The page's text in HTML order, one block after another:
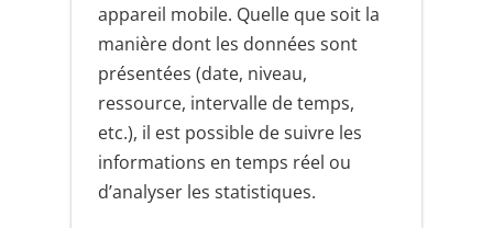
appareil mobile. Quelle que soit la
manière dont les données sont
présentées (date, niveau,
ressource, intervalle de temps,
etc.), il est possible de suivre les
informations en temps réel ou
d’analyser les statistiques.